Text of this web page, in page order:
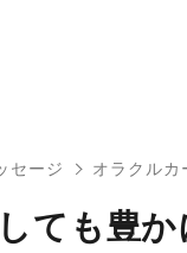
セージ オラクルカ
ても豊